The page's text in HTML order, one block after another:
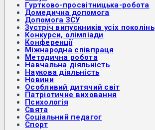
Гуртково-просвітницька-робота
Домедична допомога
Допомога ЗСУ
Зустріч випускників усіх поколінь
Конкурси, олімпіади
Конференції
Міжнародна співпраця
Методична робота
Навчальна діяльність
Наукова діяльність
Новини
Особливий дитячий світ
Патріотичне виховання
Психологія
Свята
Соціальний педагог
Спорт